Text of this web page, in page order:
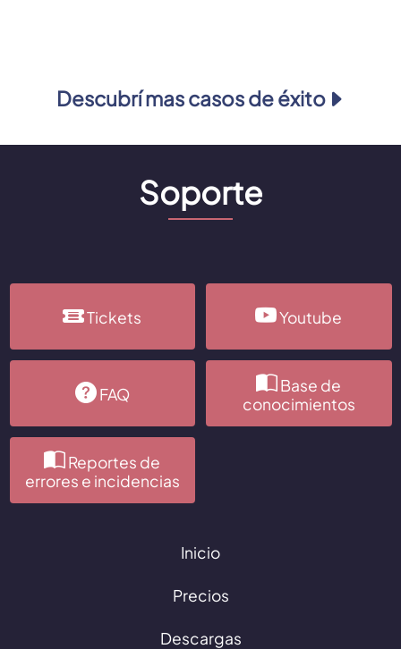
Descubrí mas casos de éxito
Soporte
Tickets Youtube
FAQ
Base de
conocimientos
Reportes de
errores e incidencias
Inicio
Precios
Descargas